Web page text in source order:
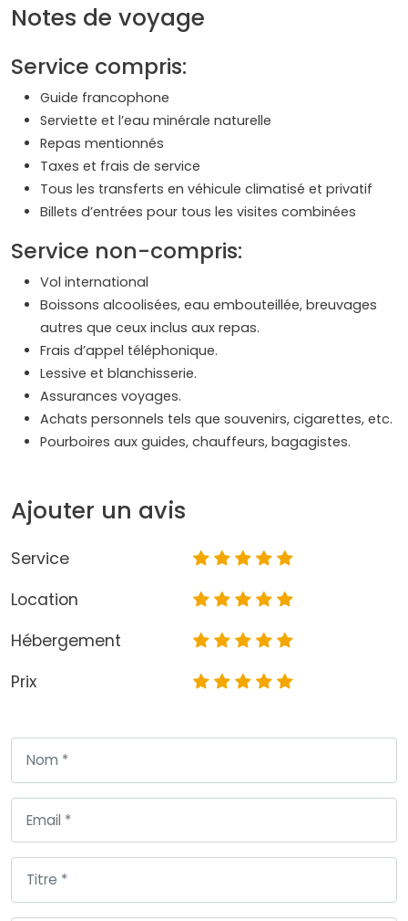
Notes de voyage
Service compris:
Guide francophone
Serviette et l’eau minérale naturelle
Repas mentionnés
Taxes et frais de service
Tous les transferts en véhicule climatisé et privatif
Billets d’entrées pour tous les visites combinées
Service non-compris:
Vol international
Boissons alcoolisées, eau embouteillée, breuvages
autres que ceux inclus aux repas.
Frais d’appel téléphonique.
Lessive et blanchisserie.
Assurances voyages.
Achats personnels tels que souvenirs, cigarettes, etc.
Pourboires aux guides, chauffeurs, bagagistes.
Ajouter un avis
Service
Location
Hébergement
Prix